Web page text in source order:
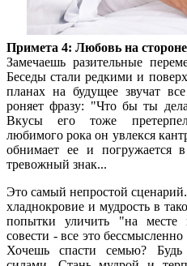
Примета 4: Любовь на стороне
Замечаешь разительные
Беседы стали редкими и
планах на будущее звучат
роняет фразу: "Что бы ты
Вкусы его тоже
любимого рока он увлекся
обнимает ее и погружается
тревожный знак...
Это самый непростой
хладнокровие и мудрость в
попытки уличить "на месте
совести - все это
Хочешь спасти семью? Будь